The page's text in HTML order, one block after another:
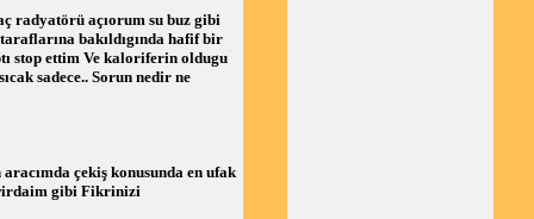
radyatörü açıorum su buz gibi
bakıldıgında hafif bir
stop ettim Ve kaloriferin oldugu
sadece.. Sorun nedir ne
çekiş konusunda en ufak
gibi Fikrinizi